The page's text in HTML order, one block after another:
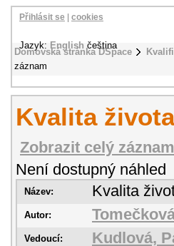
Domovská stránka DSpace
záznam
Přihlásit se cookies
Jazyk: English čeština
Kvalita
Zobrazit celý záznam
Není dostupný náhled
Název: Kvalita
Autor:
Vedoucí: Kudlová,